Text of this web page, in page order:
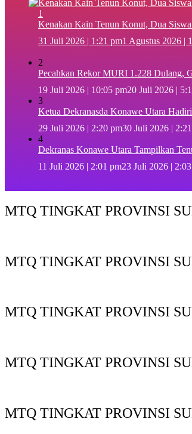
1
‎Kenakan Kain Tenun Konut, Dua
31 Juli 2026 | 1:21 pm1 Agustus 2026 |
2
Pecahkan Rekor MURI 1.228 Dulang,
19 Juli 2026 | 10:05 pm20 Juli 2026 |
3
Ketua Dekranasda Konawe Utara
29 Juli 2026 | 2:20 pm30 Juli 2026 |
4
Dekranas Konawe Utara Tampilkan
11 Juli 2026 | 2:01 pm23 Juli 2026 |
MTQ TINGKAT PROVINSI
MTQ TINGKAT PROVINSI
MTQ TINGKAT PROVINSI
MTQ TINGKAT PROVINSI
MTQ TINGKAT PROVINSI